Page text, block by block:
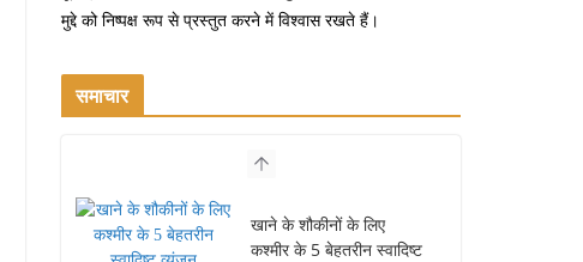
मुद्दे को निष्पक्ष रूप से प्रस्तुत करने में विश्वास रखते हैं।
समाचार
खाने के शौकीनों के लिए
कश्मीर के 5 बेहतरीन स्वादिष्ट